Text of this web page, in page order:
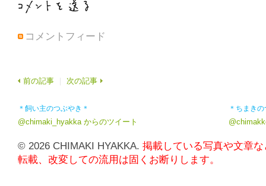
コメントフィード
前の記事 次の記事
＊飼い主のつぶやき＊
@chimaki_hyakka からのツイート
＊ちまき
© 2026 CHIMAKI HYAKKA. 掲載している写真や文章
転載、改変しての流用は固くお断りします。